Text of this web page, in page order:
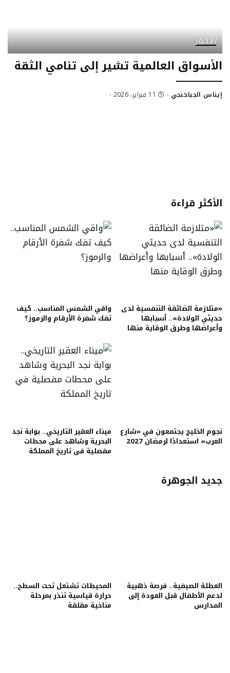
الأخبار
الأسواق العالمية تشير إلى تنامي الثقة
Posted
إيناس الجباخنجي 11 فبراير، 2026
الأكثر قراءة
«متلازمة الضائقة التنفسية لدى
حديثي الولادة».. أسبابها
وأعراضها وطرق الوقاية منها
واقي الشمس المناسب.. كيف
تفك شفرة الأرقام والرموز؟
نجوم الخليج يجتمعون في «شارع
العرب» استعدادًا لرمضان 2027
ميناء العقير التاريخي.. بوابة نجد
البحرية وشاهد على محطات
مفصلية في تاريخ المملكة
جديد الجوهرة
العطلة الصيفية.. فرصة ذهبية
لدعم الأطفال قبل العودة إلى
المدارس
المحيطات تشتعل تحت السطح..
حرارة قياسية تنذر بمرحلة
مناخية مقلقة